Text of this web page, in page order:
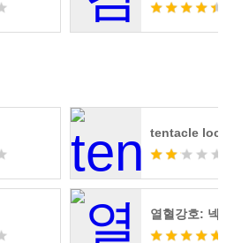
tentacle
열혈강호: 넥